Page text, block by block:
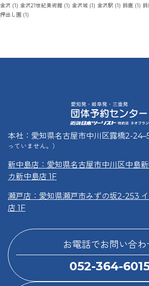
金沢 (1) 金沢21世紀美術館 (1) 金沢城 (1) 金沢駅 (1) 鈴鹿 (1) 鈴
押出し園 (1)
本社：愛知県名古屋市中川区露橋2-
っていません。）
新中島店：愛知県名古屋市中川区中島
カ新中島店 1F
瀬戸店：愛知県瀬戸市みずの坂2-253
店 1F
お電話でお問い合わ
052-364-